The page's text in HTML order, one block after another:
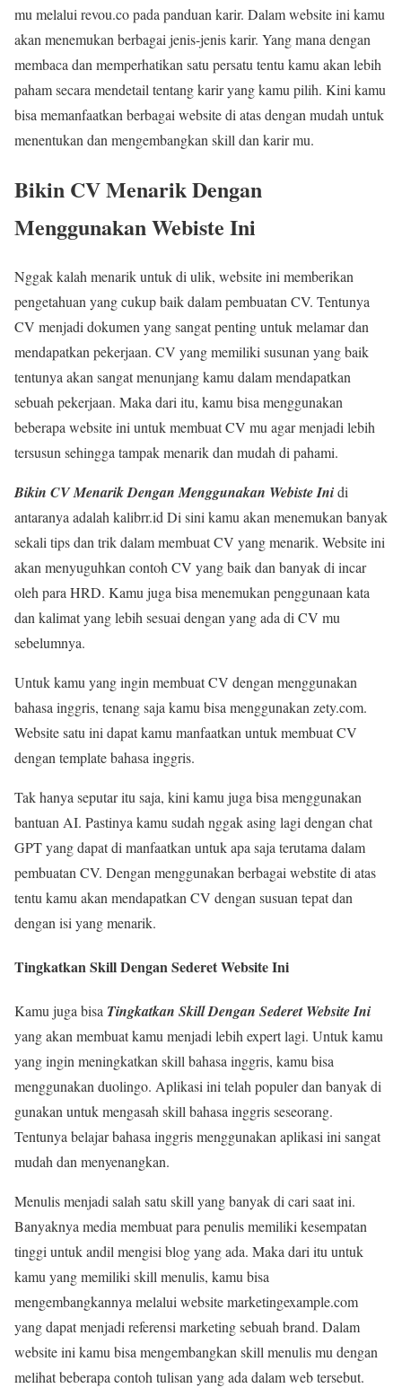
mu melalui revou.co pada panduan karir. Dalam website ini kamu
akan menemukan berbagai jenis-jenis karir. Yang mana dengan
membaca dan memperhatikan satu persatu tentu kamu akan lebih
paham secara mendetail tentang karir yang kamu pilih. Kini kamu
bisa memanfaatkan berbagai website di atas dengan mudah untuk
menentukan dan mengembangkan skill dan karir mu.
Bikin CV Menarik Dengan
Menggunakan Webiste Ini
Nggak kalah menarik untuk di ulik, website ini memberikan
pengetahuan yang cukup baik dalam pembuatan CV. Tentunya
CV menjadi dokumen yang sangat penting untuk melamar dan
mendapatkan pekerjaan. CV yang memiliki susunan yang baik
tentunya akan sangat menunjang kamu dalam mendapatkan
sebuah pekerjaan. Maka dari itu, kamu bisa menggunakan
beberapa website ini untuk membuat CV mu agar menjadi lebih
tersusun sehingga tampak menarik dan mudah di pahami.
Bikin CV Menarik Dengan Menggunakan Webiste Inidi
antaranya adalah kalibrr.id Di sini kamu akan menemukan banyak
sekali tips dan trik dalam membuat CV yang menarik. Website ini
akan menyuguhkan contoh CV yang baik dan banyak di incar
oleh para HRD. Kamu juga bisa menemukan penggunaan kata
dan kalimat yang lebih sesuai dengan yang ada di CV mu
sebelumnya.
Untuk kamu yang ingin membuat CV dengan menggunakan
bahasa inggris, tenang saja kamu bisa menggunakan zety.com.
Website satu ini dapat kamu manfaatkan untuk membuat CV
dengan template bahasa inggris.
Tak hanya seputar itu saja, kini kamu juga bisa menggunakan
bantuan AI. Pastinya kamu sudah nggak asing lagi dengan chat
GPT yang dapat di manfaatkan untuk apa saja terutama dalam
pembuatan CV. Dengan menggunakan berbagai webstite di atas
tentu kamu akan mendapatkan CV dengan susuan tepat dan
dengan isi yang menarik.
Tingkatkan Skill Dengan Sederet Website Ini
Kamu juga bisa Tingkatkan Skill Dengan Sederet Website Ini
yang akan membuat kamu menjadi lebih expert lagi. Untuk kamu
yang ingin meningkatkan skill bahasa inggris, kamu bisa
menggunakan duolingo. Aplikasi ini telah populer dan banyak di
gunakan untuk mengasah skill bahasa inggris seseorang.
Tentunya belajar bahasa inggris menggunakan aplikasi ini sangat
mudah dan menyenangkan.
Menulis menjadi salah satu skill yang banyak di cari saat ini.
Banyaknya media membuat para penulis memiliki kesempatan
tinggi untuk andil mengisi blog yang ada. Maka dari itu untuk
kamu yang memiliki skill menulis, kamu bisa
mengembangkannya melalui website marketingexample.com
yang dapat menjadi referensi marketing sebuah brand. Dalam
website ini kamu bisa mengembangkan skill menulis mu dengan
melihat beberapa contoh tulisan yang ada dalam web tersebut.